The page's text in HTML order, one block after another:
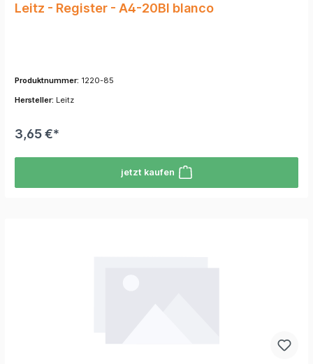
Leitz - Register - A4-20Bl blanco
Produktnummer: 1220-85
Hersteller: Leitz
3,65 €*
jetzt kaufen